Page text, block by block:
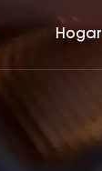
Hogar